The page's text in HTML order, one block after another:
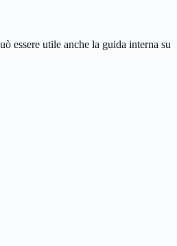
essere utile anche la guida interna su